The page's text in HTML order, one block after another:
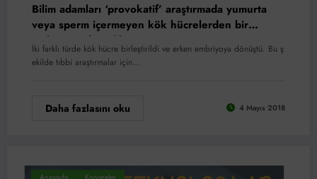
Bilim adamları ‘provokatif’ araştırmada yumurta
veya sperm içermeyen kök hücrelerden bir
embriyo geliştirdiler
İki farklı türde kök hücre birleştirildi ve erken embriyoya dönüştü. Bu ş
ekilde tıbbi araştırmalar için…
Daha fazlasını oku 4 Mayıs 2018